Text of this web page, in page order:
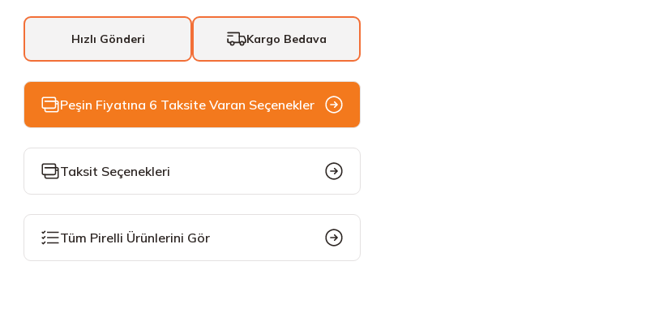
Hızlı Gönderi Kargo Bedava
Peşin Fiyatına 6 Taksite Varan Seçenekler
Taksit Seçenekleri
Tüm Pirelli Ürünlerini Gör